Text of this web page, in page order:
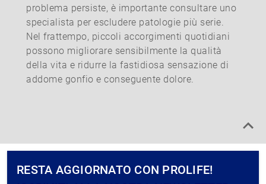
problema persiste, è importante consultare uno
specialista per escludere patologie più serie.
Nel frattempo, piccoli accorgimenti quotidiani
possono migliorare sensibilmente la qualità
della vita e ridurre la fastidiosa sensazione di
addome gonfio e conseguente dolore.
RESTA AGGIORNATO CON PROLIFE!